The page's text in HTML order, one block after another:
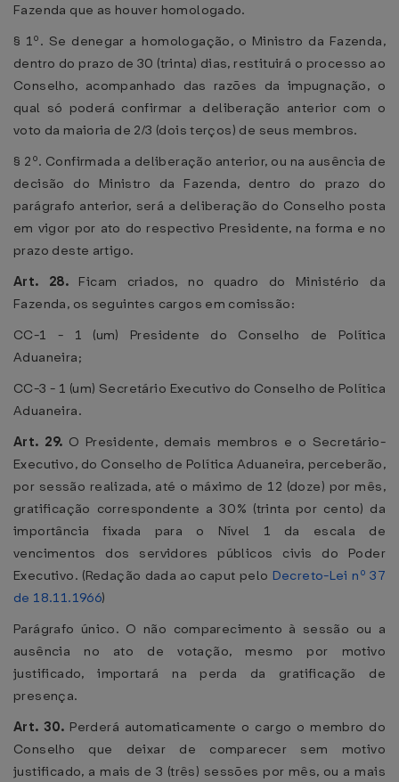
Fazenda que as houver homologado.
§ 1º. Se denegar a homologação, o Ministro da Fazenda,
dentro do prazo de 30 (trinta) dias, restituirá o processo ao
Conselho, acompanhado das razões da impugnação, o
qual só poderá confirmar a deliberação anterior com o
voto da maioria de 2/3 (dois terços) de seus membros.
§ 2º. Confirmada a deliberação anterior, ou na ausência de
decisão do Ministro da Fazenda, dentro do prazo do
parágrafo anterior, será a deliberação do Conselho posta
em vigor por ato do respectivo Presidente, na forma e no
prazo deste artigo.
Art. 28. Ficam criados, no quadro do Ministério da
Fazenda, os seguintes cargos em comissão:
CC-1 - 1 (um) Presidente do Conselho de Política
Aduaneira;
CC-3 - 1 (um) Secretário Executivo do Conselho de Política
Aduaneira.
Art. 29. O Presidente, demais membros e o Secretário-
Executivo, do Conselho de Política Aduaneira, perceberão,
por sessão realizada, até o máximo de 12 (doze) por mês,
gratificação correspondente a 30% (trinta por cento) da
importância fixada para o Nível 1 da escala de
vencimentos dos servidores públicos civis do Poder
Executivo. (Redação dada ao caput pelo Decreto-Lei nº 37
de 18.11.1966)
Parágrafo único. O não comparecimento à sessão ou a
ausência no ato de votação, mesmo por motivo
justificado, importará na perda da gratificação de
presença.
Art. 30. Perderá automaticamente o cargo o membro do
Conselho que deixar de comparecer sem motivo
justificado, a mais de 3 (três) sessões por mês, ou a mais